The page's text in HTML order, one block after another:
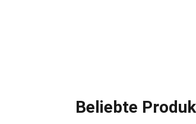
Beliebte